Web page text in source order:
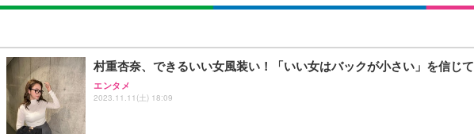
村重杏奈、できるいい女風装い！「いい女はバックが小さい」を信じて
エンタメ
2023.11.11(土) 18:09